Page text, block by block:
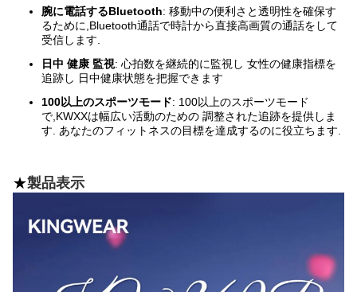
腕に電話するBluetooth: 移動中の便利さと透明性を確保す
るために,Bluetooth通話で時計から直接高画質の通話をして
受信します.
日中 健康 監視: 心拍数を継続的に監視し 女性の健康指標を
追跡し 日中健康状態を把握できます
100以上のスポーツモード: 100以上のスポーツモード
で,KWXXは幅広い活動のための 調整された追跡を提供しま
す. あなたのフィットネスの目標を達成するのに役立ちます.
★製品表示